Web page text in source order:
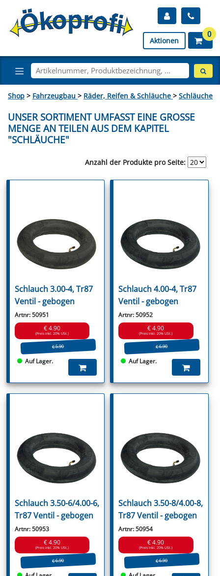
Aktionen
0
Shop > Fahrzeugbau > Räder, Reifen & Schläuche > Schläuche
UNSER SORTIMENT UMFASST EINE GROSSE M
ENGE AN TEILEN AUS DEM KAPITEL "
SCHLÄUCHE"
Anzahl der Produkte pro Seite:
Schlauch 3.00-4, Tr87
Ventil - gebogen
Artnr: 50951
€ 4.90
(Preis inkl. 20% USt.)
€ 5.90
Auf Lager.
Schlauch 4.00-4, Tr87
Ventil - gebogen
Artnr: 50952
€ 4.90
(Preis inkl. 20% USt.)
€ 6.90
Auf Lager.
Schlauch 3.50-6/4.00-6,
Tr87 Ventil - gebogen
Artnr: 50953
€ 4.90
(Preis inkl. 20% USt.)
€ 6.90
Schlauch 3.50-8/4.00-8,
Tr87 Ventil - gebogen
Artnr: 50954
€ 4.90
(Preis inkl. 20% USt.)
€ 6.90